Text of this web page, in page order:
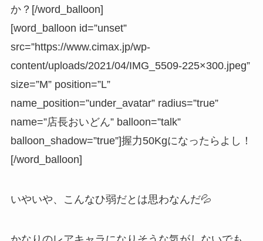
か？[/word_balloon]
[word_balloon id=”unset”
src=”https://www.cimax.jp/wp-
content/uploads/2021/04/IMG_5509-225×300.jpeg”
size=”M” position=”L”
name_position=”under_avatar” radius=”true”
name=”店長おいどん” balloon=”talk”
balloon_shadow=”true”]握力50Kgになったらよし！
[/word_balloon]
いやいや、こんなひ弱だとは思わなんだ💦